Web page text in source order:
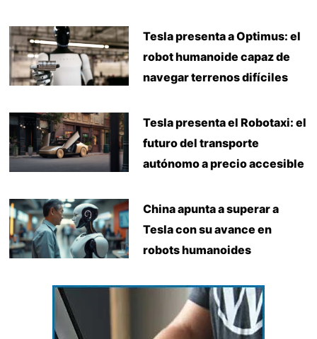
Tesla presenta a Optimus: el
robot humanoide capaz de
navegar terrenos difíciles
Tesla presenta el Robotaxi: el
futuro del transporte
autónomo a precio accesible
China apunta a superar a
Tesla con su avance en
robots humanoides